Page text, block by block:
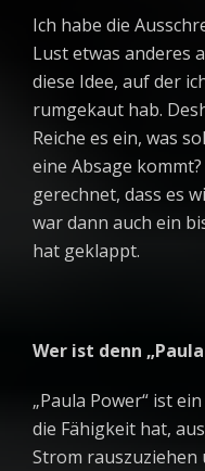
Ich habe die
Lust etwas anderes
diese Idee, auf der
rumgekaut hab.
Reiche es ein, was
eine Absage
gerechnet, dass es
war dann auch ein
hat geklappt.
Wer ist denn
„Paula Power“ ist
die Fähigkeit hat,
Strom rauszuziehen